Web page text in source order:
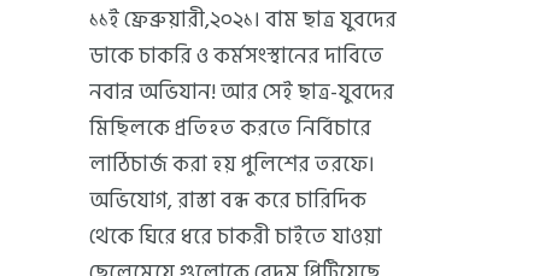
১১ই ফ্রেব্রুয়ারী,২০২১। বাম ছাত্র যুবদের
ডাকে চাকরি ও কর্মসংস্থানের দাবিতে
নবান্ন অভিযান! আর সেই ছাত্র-যুবদের
মিছিলকে প্রতিহত করতে নির্বিচারে
লাঠিচার্জ করা হয় পুলিশের তরফে।
অভিযোগ, রাস্তা বন্ধ করে চারিদিক
থেকে ঘিরে ধরে চাকরী চাইতে যাওয়া